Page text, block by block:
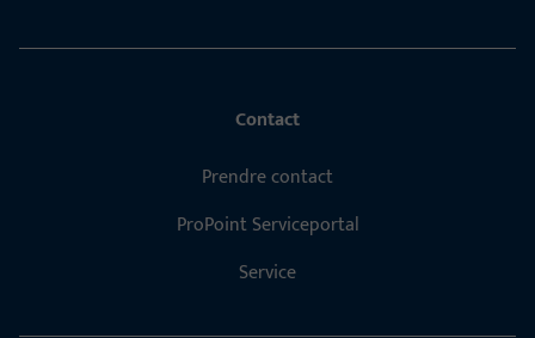
Contact
Prendre contact
ProPoint Serviceportal
Service